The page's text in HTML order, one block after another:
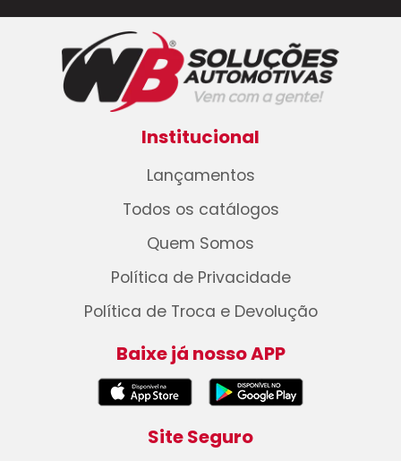
Institucional
Lançamentos
Todos os catálogos
Quem Somos
Política de Privacidade
Política de Troca e Devolução
Baixe já nosso APP
Site Seguro